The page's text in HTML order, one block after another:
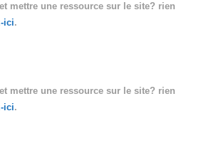
mettre une ressource sur le site? rien
ici.
mettre une ressource sur le site? rien
ici.